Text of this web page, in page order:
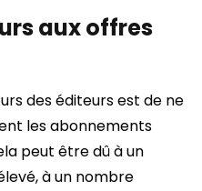
aux offres
des éditeurs est de ne
les abonnements
peut être dû à un
à un nombre